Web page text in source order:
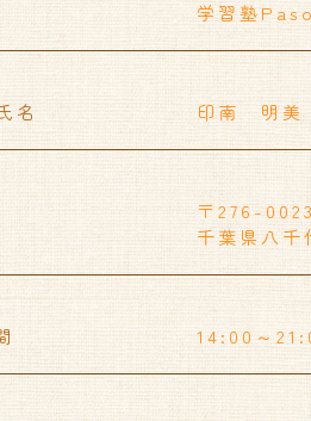
学習塾
名 印南 明美
〒276-
千葉県八
14:00～